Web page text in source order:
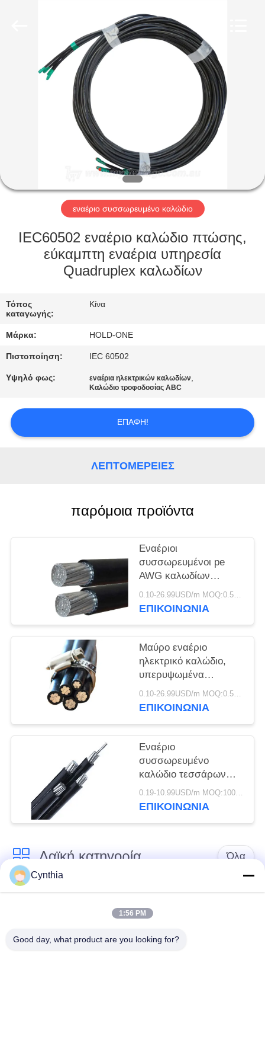
ΣΠΊΤΙ
ΠΡΟΪΌΝΤΑ
ΠΕΡΊΠΟΥ
ΕΜΕΊΣ
ΓΎΡΟΣ
ΕΡΓΟΣΤΑΣΊΩΝ
ΈΛΕΓΧΟΣ
ΜΑΣ
ΕΛΆΤΕ
ΣΕ
ΕΠΑΦΉ
ΜΕ
ΠΟΛΙΤΙΚΉ
ΑΠΟΡΡΉΤΟΥ
εναέριο συσσωρευμένο καλώδιο
IEC60502 εναέριο καλώδιο πτώσης,
εύκαμπτη εναέρια υπηρεσία
Quadruplex καλωδίων
Τόπος
καταγωγής:
Κίνα
Μάρκα: HOLD-ONE
Πιστοποίηση: IEC 60502
Υψηλό φως: εναέρια ηλεκτρικών καλωδίων,
Καλώδιο τροφοδοσίας ABC
ΕΠΑΦΉ!
ΛΕΠΤΟΜΈΡΕΙΕΣ
παρόμοια προϊόντα
Εναέριοι
συσσωρευμένοι pe
AWG καλωδίων
χαμηλής τάσης/
αγωγός αργιλίου
0.10-26.99USD/m MOQ:0.5KM
ΕΠΙΚΟΙΝΩΝΙΑ
Μαύρο εναέριο
ηλεκτρικό καλώδιο,
υπερυψωμένα
ηλεκτρικά καλώδια για
την παροχή
0.10-26.99USD/m MOQ:0.5KM
ΕΠΙΚΟΙΝΩΝΙΑ
Εναέριο
συσσωρευμένο
καλώδιο τεσσάρων
πυρήνων 0.6kV/1kV
για τα εναέρια
0.19-10.99USD/m MOQ:1000M
ΕΠΙΚΟΙΝΩΝΙΑ
Λαϊκή κατηγορία Όλα
Xlpe με μόνωση
Μόνωση από PVC
καλωδίου
μεταλλικά μονωμένα
θωρακισμένο
Cynthia
1:56 PM
Good day, what product are you looking for?